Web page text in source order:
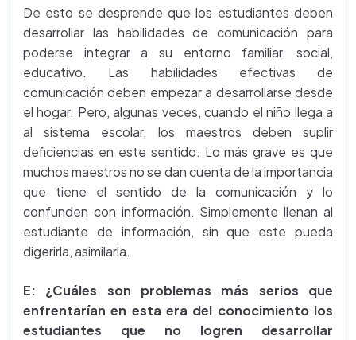
De esto se desprende que los estudiantes deben
desarrollar las habilidades de comunicación para
poderse integrar a su entorno familiar, social,
educativo. Las habilidades efectivas de
comunicación deben empezar a desarrollarse desde
el hogar. Pero, algunas veces, cuando el niño llega a
al sistema escolar, los maestros deben suplir
deficiencias en este sentido. Lo más grave es que
muchos maestros no se dan cuenta de la importancia
que tiene el sentido de la comunicación y lo
confunden con información. Simplemente llenan al
estudiante de información, sin que este pueda
digerirla, asimilarla.
E: ¿Cuáles son problemas más serios que
enfrentarían en esta era del conocimiento los
estudiantes que no logren desarrollar